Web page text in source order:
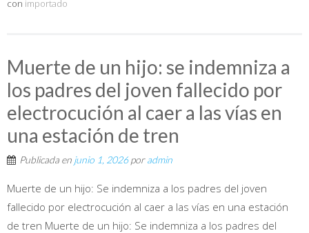
con importado
Muerte de un hijo: se indemniza a
los padres del joven fallecido por
electrocución al caer a las vías en
una estación de tren
Publicada en junio 1, 2026poradmin
Muerte de un hijo: Se indemniza a los padres del joven
fallecido por electrocución al caer a las vías en una estación
de tren Muerte de un hijo: Se indemniza a los padres del